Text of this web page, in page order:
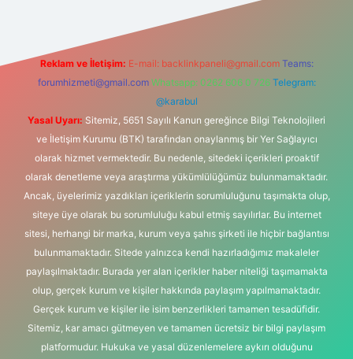
Reklam ve İletişim: E-mail: backlinkpaneli@gmail.com Teams:
forumhizmeti@gmail.com Whatsapp: 0262 606 0 726 Telegram:
@karabul
Yasal Uyarı: Sitemiz, 5651 Sayılı Kanun gereğince Bilgi Teknolojileri
ve İletişim Kurumu (BTK) tarafından onaylanmış bir Yer Sağlayıcı
olarak hizmet vermektedir. Bu nedenle, sitedeki içerikleri proaktif
olarak denetleme veya araştırma yükümlülüğümüz bulunmamaktadır.
Ancak, üyelerimiz yazdıkları içeriklerin sorumluluğunu taşımakta olup,
siteye üye olarak bu sorumluluğu kabul etmiş sayılırlar. Bu internet
sitesi, herhangi bir marka, kurum veya şahıs şirketi ile hiçbir bağlantısı
bulunmamaktadır. Sitede yalnızca kendi hazırladığımız makaleler
paylaşılmaktadır. Burada yer alan içerikler haber niteliği taşımamakta
olup, gerçek kurum ve kişiler hakkında paylaşım yapılmamaktadır.
Gerçek kurum ve kişiler ile isim benzerlikleri tamamen tesadüfidir.
Sitemiz, kar amacı gütmeyen ve tamamen ücretsiz bir bilgi paylaşım
platformudur. Hukuka ve yasal düzenlemelere aykırı olduğunu